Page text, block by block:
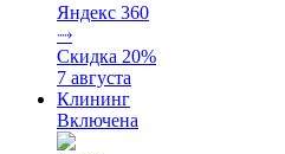
Яндекс 360
⤑
Скидка 20%
7 августа
Клининг
Включена